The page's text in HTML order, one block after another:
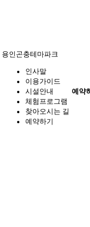
용인곤충테마파크
인사말
이용가이드
시설안내
체험프로그램
찾아오시는 길
예약하기
예약